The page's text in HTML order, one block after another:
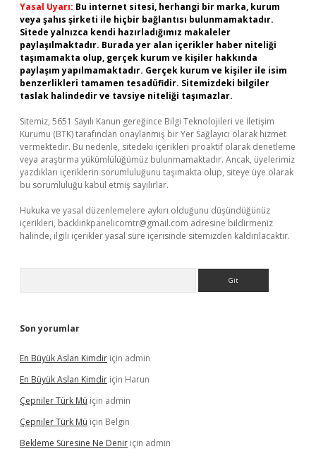
Yasal Uyarı: Bu internet sitesi, herhangi bir marka, kurum
veya şahıs şirketi ile hiçbir bağlantısı bulunmamaktadır.
Sitede yalnızca kendi hazırladığımız makaleler
paylaşılmaktadır. Burada yer alan içerikler haber niteliği
taşımamakta olup, gerçek kurum ve kişiler hakkında
paylaşım yapılmamaktadır. Gerçek kurum ve kişiler ile isim
benzerlikleri tamamen tesadüfidir. Sitemizdeki bilgiler
taslak halindedir ve tavsiye niteliği taşımazlar.
Sitemiz, 5651 Sayılı Kanun gereğince Bilgi Teknolojileri ve İletişim
Kurumu (BTK) tarafından onaylanmış bir Yer Sağlayıcı olarak hizmet
vermektedir. Bu nedenle, sitedeki içerikleri proaktif olarak denetleme
veya araştırma yükümlülüğümüz bulunmamaktadır. Ancak, üyelerimiz
yazdıkları içeriklerin sorumluluğunu taşımakta olup, siteye üye olarak
bu sorumluluğu kabul etmiş sayılırlar.
Hukuka ve yasal düzenlemelere aykırı olduğunu düşündüğünüz
içerikleri, backlinkpanelicomtr@gmail.com adresine bildirmeniz
halinde, ilgili içerikler yasal süre içerisinde sitemizden kaldırılacaktır.
Son yorumlar
En Büyük Aslan Kimdir için admin
En Büyük Aslan Kimdir için Harun
Çepniler Türk Mü için admin
Çepniler Türk Mü için Belgin
Bekleme Süresine Ne Denir için admin